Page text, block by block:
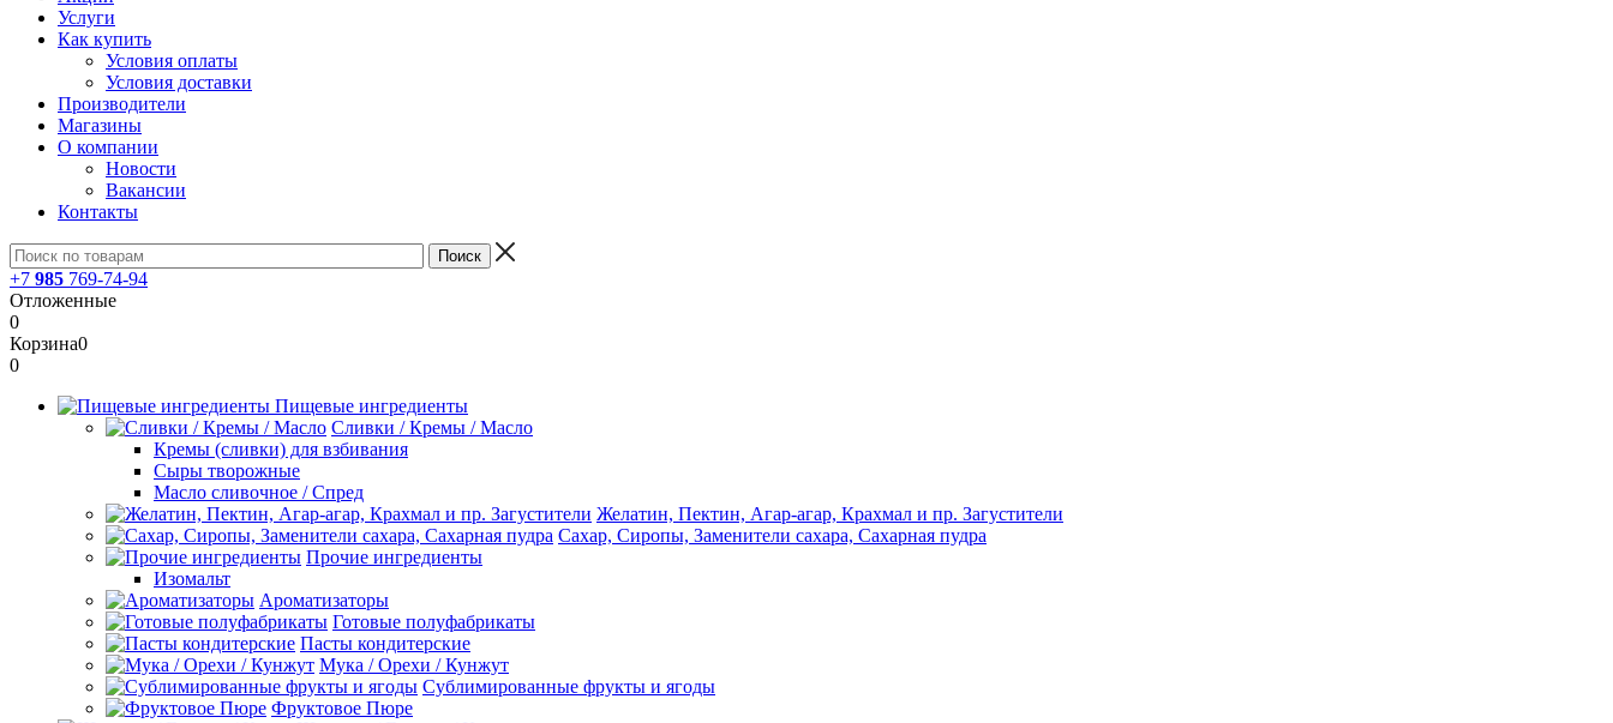
Услуги
Как купить
Условия оплаты
Условия доставки
Производители
Магазины
О компании
Новости
Вакансии
Контакты
+7 985 769-74-94
Отложенные
0
Корзина0
0
Пищевые ингредиенты
Сливки / Кремы / Масло
Кремы (сливки) для взбивания
Сыры творожные
Масло сливочное / Спред
Желатин, Пектин, Агар-агар, Крахмал и пр. Загустители
Сахар, Сиропы, Заменители сахара, Сахарная пудра
Прочие ингредиенты
Изомальт
Ароматизаторы
Готовые полуфабрикаты
Пасты кондитерские
Мука / Орехи / Кунжут
Сублимированные фрукты и ягоды
Фруктовое Пюре